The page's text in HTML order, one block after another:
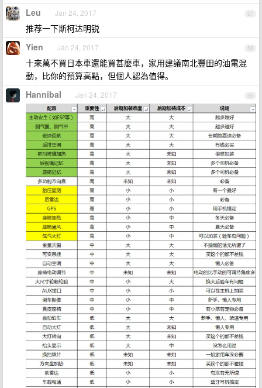
57
Leu Jan 24, 2017
推荐一下斯柯达明锐
58
Yien Jan 24, 2017
十來萬不買日本車還能買甚麼車，家用建議南北豐田的油電混
動，比你的預算高點，但個人認為值得。
59
HannibaI Jan 24, 2017